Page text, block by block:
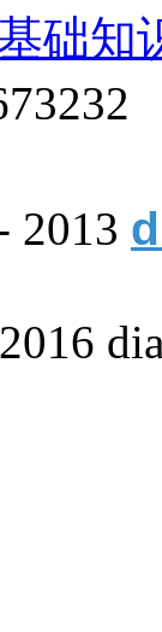
础知
2013